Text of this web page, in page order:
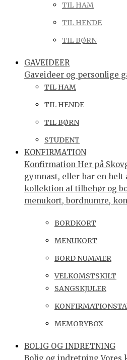
TIL HAM
TIL HENDE
TIL BØRN
GAVEIDEER
Gaveideer og personlige
TIL HAM
TIL HENDE
TIL BØRN
STUDENT
KONFIRMATION
Konfirmation Her på
gymnast, eller har en helt
kollektion af tilbehør og
menukort, bordnumre,
BORDKORT
MENUKORT
BORD NUMMER
VELKOMSTSKILT
SANGSKJULER
MEMORYBOX
BOLIG OG INDRETNING